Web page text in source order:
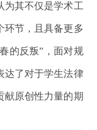
为其不仅是学术工
环节，且具备更多
的反叛”，面对规
达了对于学生法律
献原创性力量的期